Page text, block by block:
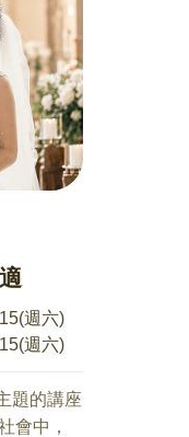
而是能
口的溫
）及其家
孩子
但不知
問清
於愛的
其實是
活大小
週六)
週六)
題的講座
會中，